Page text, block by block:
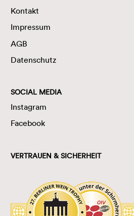
Kontakt
Impressum
AGB
Datenschutz
SOCIAL MEDIA
Instagram
Facebook
VERTRAUEN & SICHERHEIT